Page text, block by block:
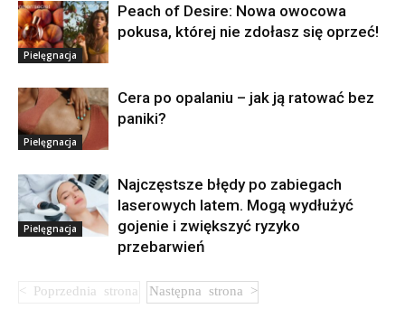
Pielęgnacja
Peach of Desire: Nowa owocowa
pokusa, której nie zdołasz się oprzeć!
Pielęgnacja
Cera po opalaniu – jak ją ratować bez
paniki?
Pielęgnacja
Najczęstsze błędy po zabiegach
laserowych latem. Mogą wydłużyć
gojenie i zwiększyć ryzyko
przebarwień